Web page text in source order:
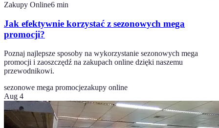
Zakupy Online6 min
Jak efektywnie korzystać z sezonowych mega
promocji?
Poznaj najlepsze sposoby na wykorzystanie sezonowych mega
promocji i zaoszczędź na zakupach online dzięki naszemu
przewodnikowi.
sezonowe mega promocjezakupy online
Aug 4